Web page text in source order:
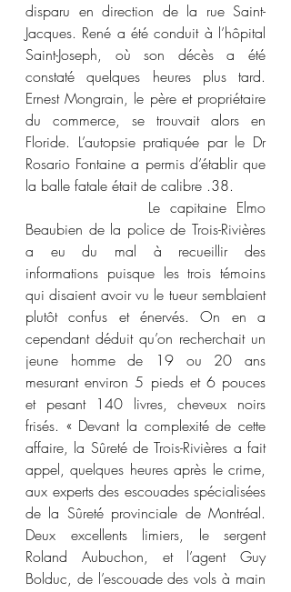
disparu en direction de la rue Saint-
Jacques. René a été conduit à l’hôpital
Saint-Joseph, où son décès a été
constaté quelques heures plus tard.
Ernest Mongrain, le père et propriétaire
du commerce, se trouvait alors en
Floride. L’autopsie pratiquée par le Dr
Rosario Fontaine a permis d’établir que
la balle fatale était de calibre .38.
Le capitaine Elmo
Beaubien de la police de Trois-Rivières
a eu du mal à recueillir des
informations puisque les trois témoins
qui disaient avoir vu le tueur semblaient
plutôt confus et énervés. On en a
cependant déduit qu’on recherchait un
jeune homme de 19 ou 20 ans
mesurant environ 5 pieds et 6 pouces
et pesant 140 livres, cheveux noirs
frisés. « Devant la complexité de cette
affaire, la Sûreté de Trois-Rivières a fait
appel, quelques heures après le crime,
aux experts des escouades spécialisées
de la Sûreté provinciale de Montréal.
Deux excellents limiers, le sergent
Roland Aubuchon, et l’agent Guy
Bolduc, de l’escouade des vols à main